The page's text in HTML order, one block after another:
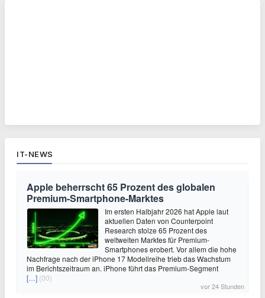
IT-NEWS
Apple beherrscht 65 Prozent des globalen
Premium-Smartphone-Marktes
Im ersten Halbjahr 2026 hat Apple laut
aktuellen Daten von Counterpoint
Research stolze 65 Prozent des
weltweiten Marktes für Premium-
Smartphones erobert. Vor allem die hohe
Nachfrage nach der iPhone 17 Modellreihe trieb das Wachstum
im Berichtszeitraum an. iPhone führt das Premium-Segment
[…] (00)
vor 24 Stunden